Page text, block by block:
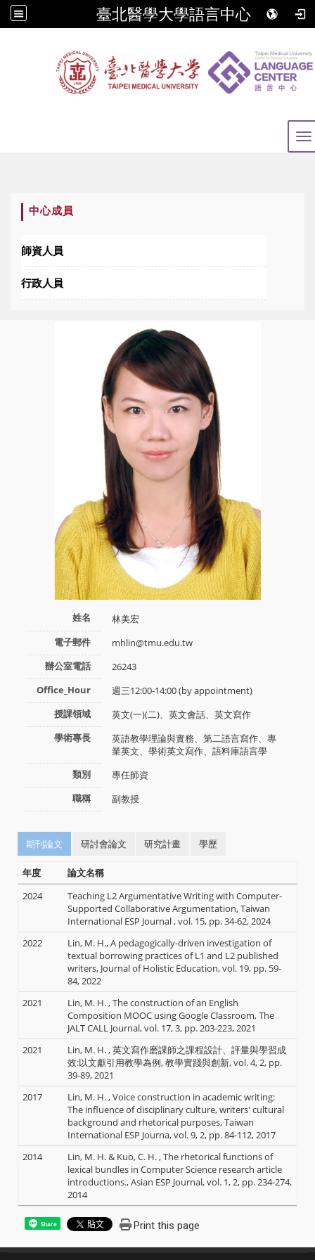
臺北醫學大學語言中心
中心成員
師資人員
行政人員
姓名
林美宏
電子郵件
mhlin@tmu.edu.tw
辦公室電話
26243
Office_Hour
週三12:00-14:00 (by appointment)
授課領域
英文(一)(二)、英文會話、英文寫作
學術專長
英語教學理論與實務、第二語言寫作、專
業英文、學術英文寫作、語料庫語言學
類別
專任師資
職稱
副教授
期刊論文 研討會論文 研究計畫 學歷
年度
論文名稱
2024
Teaching L2 Argumentative Writing with Computer-
Supported Collaborative Argumentation, Taiwan
International ESP Journal , vol. 15, pp. 34-62, 2024
2022
Lin, M. H., A pedagogically-driven investigation of
textual borrowing practices of L1 and L2 published
writers, Journal of Holistic Education, vol. 19, pp. 59-
84, 2022
2021
Lin, M. H. , The construction of an English
Composition MOOC using Google Classroom, The
JALT CALL Journal, vol. 17, 3, pp. 203-223, 2021
2021
Lin, M. H. , 英文寫作磨課師之課程設計、評量與學習成
效:以文獻引用教學為例, 教學實踐與創新, vol. 4, 2, pp.
39-89, 2021
2017
Lin, M. H. , Voice construction in academic writing:
The influence of disciplinary culture, writers' cultural
background and rhetorical purposes, Taiwan
International ESP Journa, vol. 9, 2, pp. 84-112, 2017
2014
Lin, M. H. & Kuo, C. H. , The rhetorical functions of
lexical bundles in Computer Science research article
introductions., Asian ESP Journal, vol. 1, 2, pp. 234-274,
2014
Share Print this page